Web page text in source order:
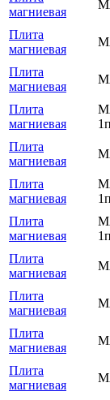
магниевая
Плита
магниевая
Плита
магниевая
Плита
магниевая
Плита
магниевая
Плита
магниевая
Плита
магниевая
Плита
магниевая
Плита
магниевая
Плита
магниевая
Плита
магниевая